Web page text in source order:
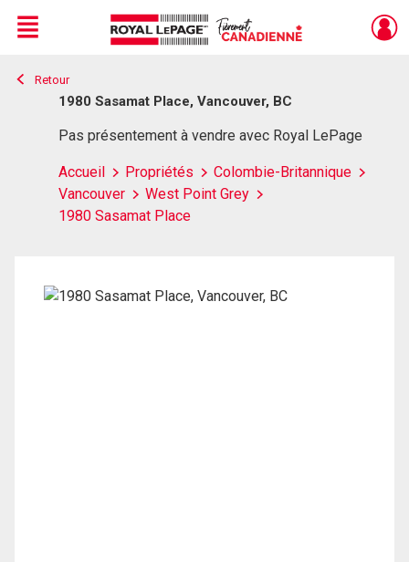
Live
En Direct
Menu
Retour
1980 Sasamat Place, Vancouver, BC
Pas présentement à vendre avec Royal LePage
Accueil Propriétés
Colombie-Britannique
Vancouver
West Point Grey
1980 Sasamat Place